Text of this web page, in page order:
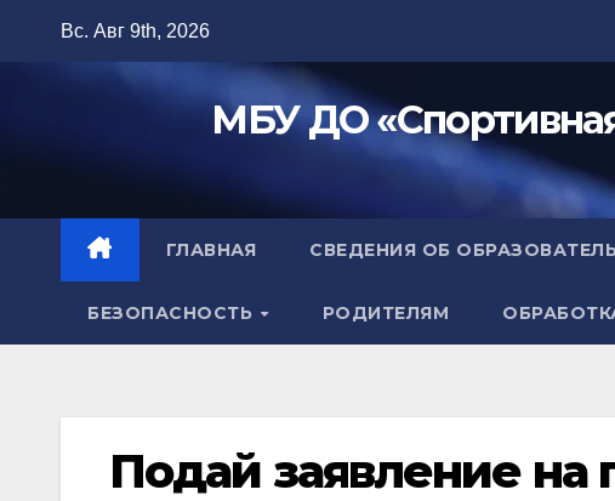
Вс. Авг 9th, 2026
МБУ ДО
ГЛАВНАЯ СВЕДЕНИЯ ОБ
БЕЗОПАСНОСТЬ РОДИТЕЛЯМ
Подай заявление на